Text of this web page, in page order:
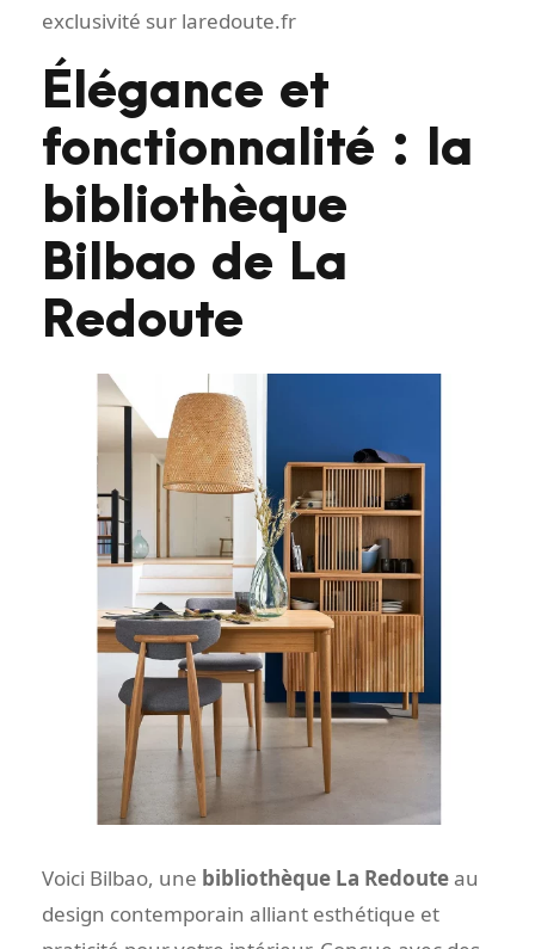
exclusivité sur laredoute.fr
Élégance et
fonctionnalité : la
bibliothèque
Bilbao de La
Redoute
Voici Bilbao, une bibliothèque La Redouteau
design contemporain alliant esthétique et